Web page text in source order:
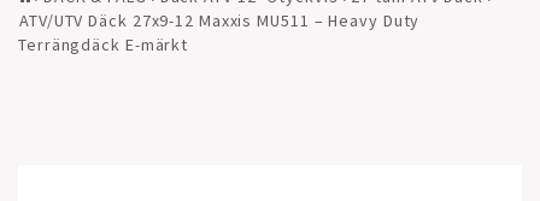
ATV/UTV Däck 27x9-12 Maxxis MU511 – Heavy Duty
Terrängdäck E-märkt